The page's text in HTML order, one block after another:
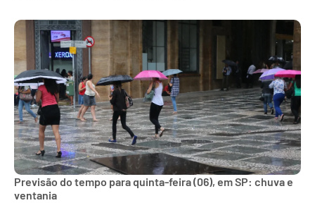
Previsão do tempo para quinta-feira (06), em SP: chuva e
ventania